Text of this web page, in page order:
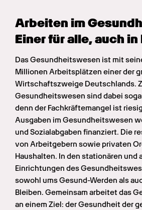
Arbeiten im
Einer für alle, auch in
Das Gesundheitswesen ist mit
Millionen Arbeitsplätzen einer der
Wirtschaftszweige Deutschlands.
Gesundheitswesen sind dabei
denn der Fachkräftemangel ist
Ausgaben im Gesundheitswesen
und Sozialabgaben finanziert. Die
von Arbeitgebern sowie privaten
Haushalten. In den stationären und
Einrichtungen des
sowohl ums Gesund-Werden als
Bleiben. Gemeinsam arbeitet das
an einem Ziel: der Gesundheit der